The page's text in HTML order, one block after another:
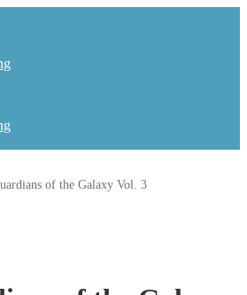
of the Galaxy Vol. 3